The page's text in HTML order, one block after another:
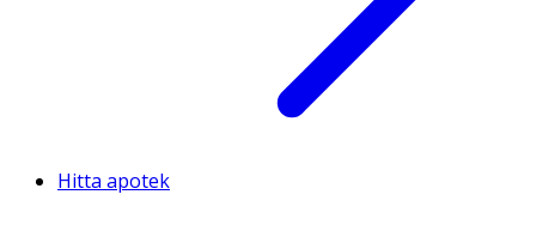
Hitta apotek